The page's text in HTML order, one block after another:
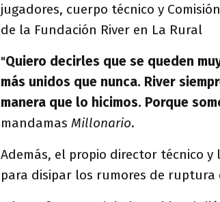
jugadores, cuerpo técnico y
de la Fundación River en La Rural
"Quiero decirles que se queden
más unidos que nunca. River
manera que lo hicimos. Porque
mandamas Millonario.
Además, el propio director técnico
para disipar los rumores de ruptura